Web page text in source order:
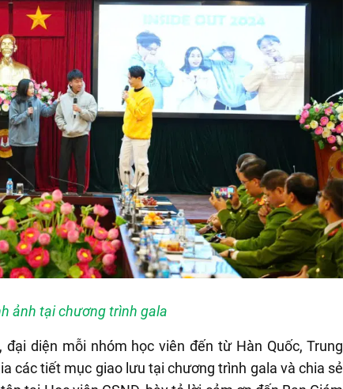
ảnh tại chương trình gala
diện mỗi nhóm học viên đến từ Hàn Quốc, Trung
các tiết mục giao lưu tại chương trình gala và chia sẻ